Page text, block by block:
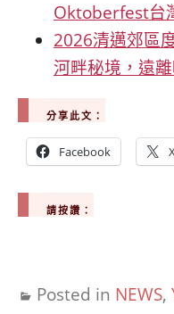
Oktoberfest台
2026清邁郊區
河畔秘境，遠
分享此文：
Facebook
請按讚：
Posted in NEWS,